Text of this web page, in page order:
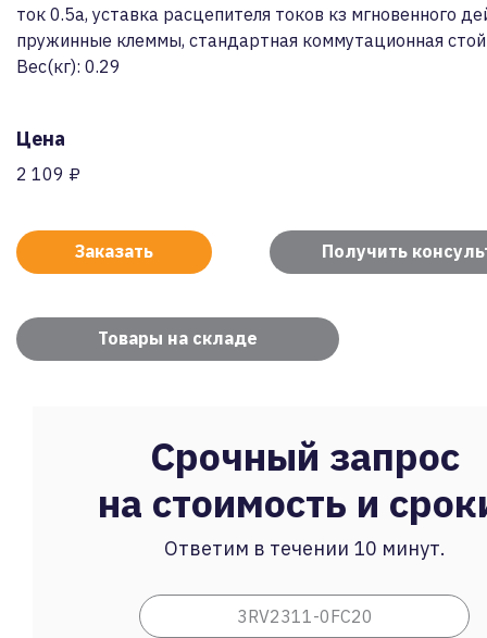
ток 0.5a, уставка расцепителя токов кз мгновенного
пружинные клеммы, стандартная коммутационная
Вес(кг): 0.29
Цена
2 109 ₽
Заказать Получить
Товары на складе
Срочный запрос
на стоимость и
Ответим в течении 10 минут.